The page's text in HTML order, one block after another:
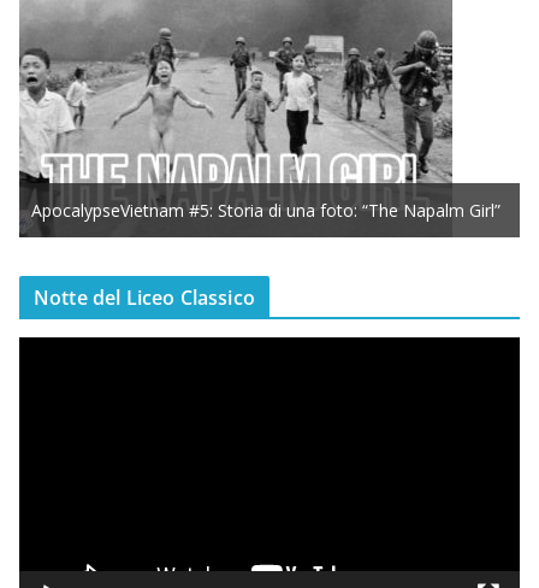
ApocalypseVietnam #5: Storia di una foto: “The Napalm Girl”
Notte del Liceo Classico